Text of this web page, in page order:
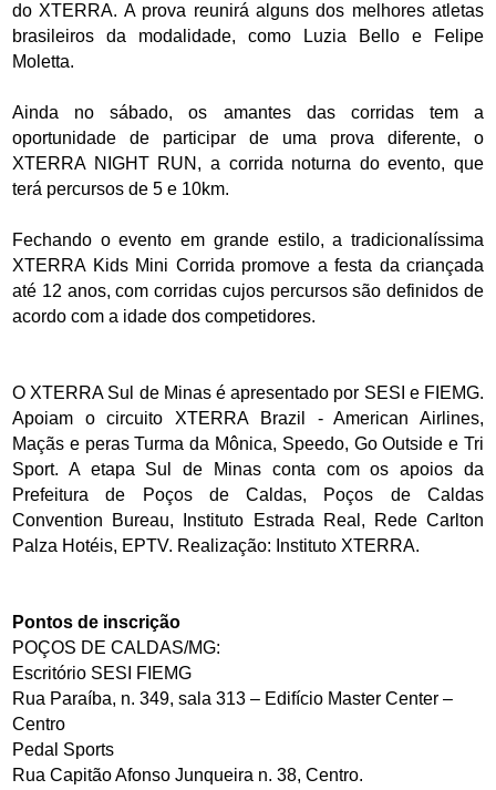
do XTERRA. A prova reunirá alguns dos melhores atletas
brasileiros da modalidade, como Luzia Bello e Felipe
Moletta.
Ainda no sábado, os amantes das corridas tem a
oportunidade de participar de uma prova diferente, o
XTERRA NIGHT RUN, a corrida noturna do evento, que
terá percursos de 5 e 10km.
Fechando o evento em grande estilo, a tradicionalíssima
XTERRA Kids Mini Corrida promove a festa da criançada
até 12 anos, com corridas cujos percursos são definidos de
acordo com a idade dos competidores.
O XTERRA Sul de Minas é apresentado por SESI e FIEMG.
Apoiam o circuito XTERRA Brazil - American Airlines,
Maçãs e peras Turma da Mônica, Speedo, Go Outside e Tri
Sport. A etapa Sul de Minas conta com os apoios da
Prefeitura de Poços de Caldas, Poços de Caldas
Convention Bureau, Instituto Estrada Real, Rede Carlton
Palza Hotéis, EPTV. Realização: Instituto XTERRA.
Pontos de inscrição
POÇOS DE CALDAS/MG:
Escritório SESI FIEMG
Rua Paraíba, n. 349, sala 313 – Edifício Master Center –
Centro
Pedal Sports
Rua Capitão Afonso Junqueira n. 38, Centro.